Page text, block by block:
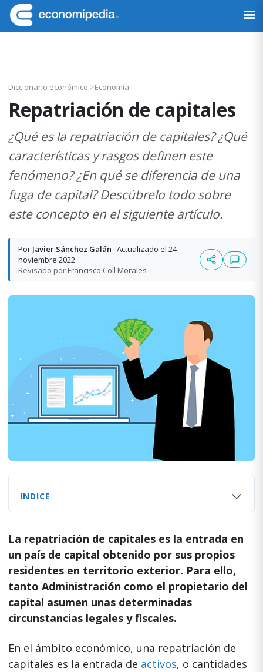
Saltar
a
la
Saltar
al
contenido
Saltar
a
la
Saltar
al
pie
Economipedia
Haciendo
Diccionario económico >Economía
Repatriación de capitales
¿Qué es la repatriación de capitales? ¿Qué
características y rasgos definen este
fenómeno? ¿En qué se diferencia de una
fuga de capital? Descúbrelo todo sobre
este concepto en el siguiente artículo.
Por Javier Sánchez Galán · Actualizado el 24
noviembre 2022
Revisado porFrancisco Coll Morales
INDICE
La repatriación de capitales es la entrada en
un país de capital obtenido por sus propios
residentes en territorio exterior. Para ello,
tanto Administración como el propietario del
capital asumen unas determinadas
circunstancias legales y fiscales.
En el ámbito económico, una repatriación de
capitales es la entrada de activos, o cantidades